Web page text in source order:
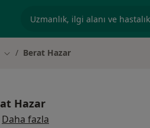
Şehir değiştir
Berat Hazar
Hazar
Daha fazla